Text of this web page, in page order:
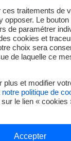
de
vous permet
au réseau
traitements de
opposer. Le
de paramétrer
cookies et
choix sera
de laquelle ce
plus et modifier
notre politique de
le lien « cookies
Accepter